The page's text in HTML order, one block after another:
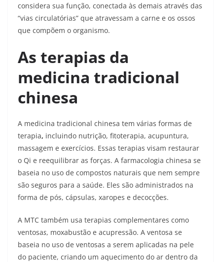
considera sua função, conectada às demais através das
“vias circulatórias” que atravessam a carne e os ossos
que compõem o organismo.
As terapias da
medicina tradicional
chinesa
A medicina tradicional chinesa tem várias formas de
terapia, incluindo nutrição, fitoterapia, acupuntura,
massagem e exercícios. Essas terapias visam restaurar
o Qi e reequilibrar as forças. A farmacologia chinesa se
baseia no uso de compostos naturais que nem sempre
são seguros para a saúde. Eles são administrados na
forma de pós, cápsulas, xaropes e decocções.
A MTC também usa terapias complementares como
ventosas, moxabustão e acupressão. A ventosa se
baseia no uso de ventosas a serem aplicadas na pele
do paciente, criando um aquecimento do ar dentro da